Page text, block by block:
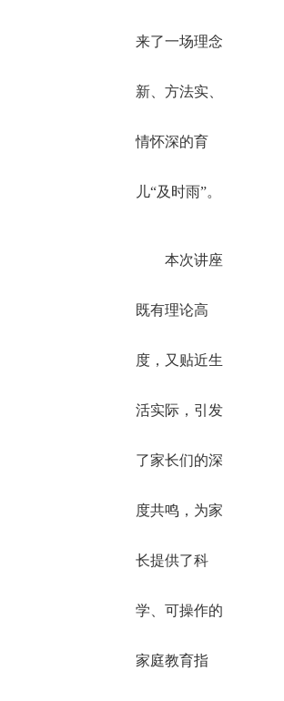
来了一场理念
新、方法实、
情怀深的育
儿“及时雨”。
本次讲座
既有理论高
度，又贴近生
活实际，引发
了家长们的深
度共鸣，为家
长提供了科
学、可操作的
家庭教育指